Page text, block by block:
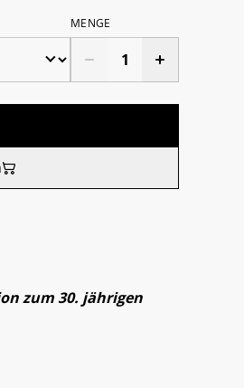
MENGE
zum 30. jährigen